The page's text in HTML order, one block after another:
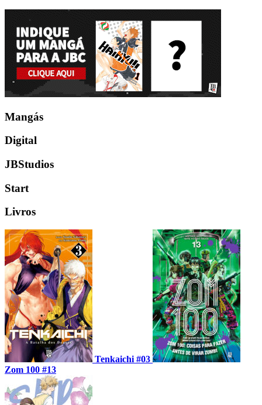
Mangás
Digital
JBStudios
Start
Livros
Tenkaichi #03
Zom 100 #13